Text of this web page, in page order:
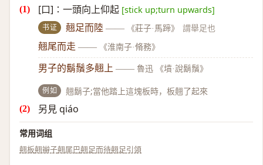
[口]∶一頭向上仰起 [stick up;turn upwards]
书证 翹足而陸 —— 《莊子·馬蹄》 謂舉足也
翹尾而走 —— 《淮南子·脩務》
男子的鬍鬚多翹上 —— 魯迅 《墳·說鬍鬚》
例如 翹鬍子;當他踏上這塊板時，板翹了起來
另見 qiáo
常用词组
翹板翹辮子翹尾巴翹足而待翹足引領